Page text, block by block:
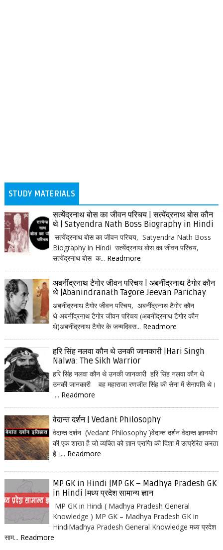
STUDY MATERIALS
सत्येंद्रनाथ बोस का जीवन परिचय | सत्येंद्रनाथ बोस कौन
थे | Satyendra Nath Boss Biography in Hindi
सत्येंद्रनाथ बोस का जीवन परिचय, Satyendra Nath Boss
Biography in Hindi सत्येंद्रनाथ बोस का जीवन परिचय,
सत्येंद्रनाथ बोस क... Readmore
अबनींद्रनाथ टैगोर जीवन परिचय | अबनींद्रनाथ टैगोर कौन
थे |Abanindranath Tagore Jeevan Parichay
अबनींद्रनाथ टैगोर जीवन परिचय, अबनींद्रनाथ टैगोर कौन
थे अबनींद्रनाथ टैगोर जीवन परिचय (अबनींद्रनाथ टैगोर कौन
थे)अबनींद्रनाथ टैगोर के जन्मदिवस... Readmore
हरि सिंह नलवा कौन थे उनकी जानकारी |Hari Singh
Nalwa: The Sikh Warrior
हरि सिंह नलवा कौन थे उनकी जानकारी हरि सिंह नलवा कौन थे
उनकी जानकारी वह महाराजा रणजीत सिंह की सेना में सेनापति थे।
... Readmore
वेदान्त दर्शन | Vedant Philosophy
वेदान्त दर्शन (Vedant Philosophy )वेदान्त दर्शन वेदान्त ज्ञानयोग
की एक शाखा है जो व्यक्ति को ज्ञान प्राप्ति की दिशा में उत्प्रेरित करता
है।... Readmore
MP GK in Hindi |MP GK – Madhya Pradesh GK
in Hindi |मध्य प्रदेश सामान्य ज्ञान
MP GK in Hindi ( Madhya Pradesh General
Knowledge ) MP GK – Madhya Pradesh GK in
HindiMadhya Pradesh General Knowledge मध्य प्रदेश
साम... Readmore